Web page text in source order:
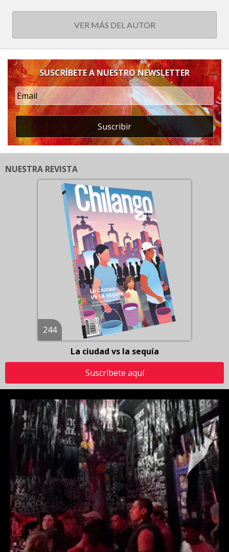
VER MÁS DEL AUTOR
SUSCRÍBETE A NUESTRO NEWSLETTER
Suscribir
NUESTRA REVISTA
244
La ciudad vs la sequía
Suscríbete aquí